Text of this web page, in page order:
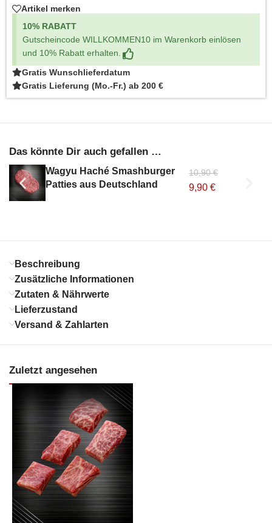
Artikel merken
10% RABATT
Gutscheincode WILLKOMMEN10 im Warenkorb einlösen
und 10% Rabatt erhalten.
Gratis Wunschlieferdatum
Gratis Lieferung (Mo.-Fr.) ab 200 €
Das könnte Dir auch gefallen …
Wagyu Haché Smashburger
Patties aus Deutschland
10,90€
9,90€
Beschreibung
Zusätzliche Informationen
Zutaten & Nährwerte
Lieferzustand
Versand & Zahlarten
Zuletzt angesehen